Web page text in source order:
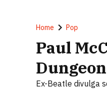
Home Pop
Paul
Ex-Beatle divulga